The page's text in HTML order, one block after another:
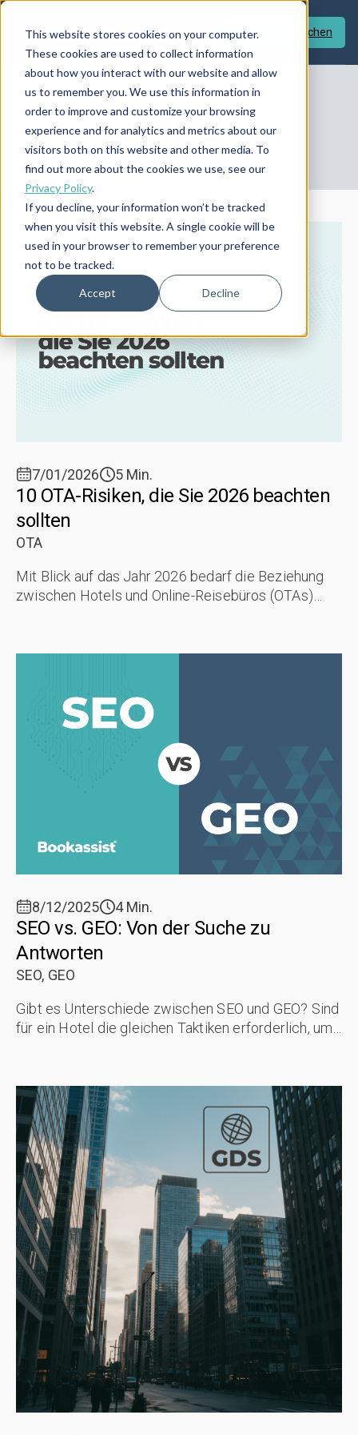
This website stores cookies on your computer.
These cookies are used to collect information
about how you interact with our website and allow
us to remember you. We use this information in
order to improve and customize your browsing
experience and for analytics and metrics about our
visitors both on this website and other media. To
find out more about the cookies we use, see our
Privacy Policy.
If you decline, your information won’t be tracked
when you visit this website. A single cookie will be
used in your browser to remember your preference
not to be tracked.
Accept Decline
Eine Demo Buchen
Blog
7/01/2026 5 Min.
10 OTA-Risiken, die Sie 2026 beachten
sollten
OTA
Mit Blick auf das Jahr 2026 bedarf die Beziehung
zwischen Hotels und Online-Reisebüros (OTAs)
8/12/2025 4 Min.
SEO vs. GEO: Von der Suche zu
Antworten
SEO, GEO
Gibt es Unterschiede zwischen SEO und GEO? Sind
für ein Hotel die gleichen Taktiken erforderlich, um